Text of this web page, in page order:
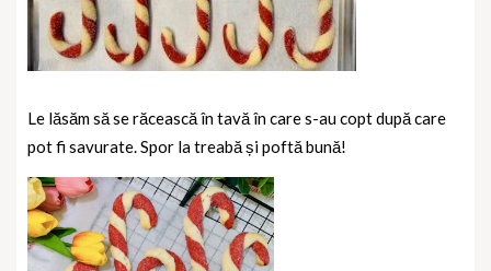
Le lăsăm să se răcească în tavă în care s-au copt după care
pot fi savurate. Spor la treabă și poftă bună!